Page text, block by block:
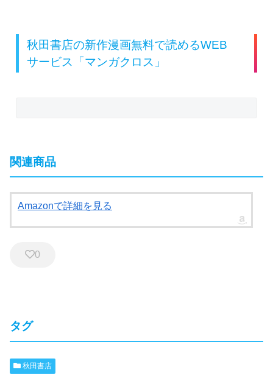
秋田書店の新作漫画無料で読めるWEB
サービス「マンガクロス」
関連商品
Amazonで詳細を見る
0
タグ
秋田書店